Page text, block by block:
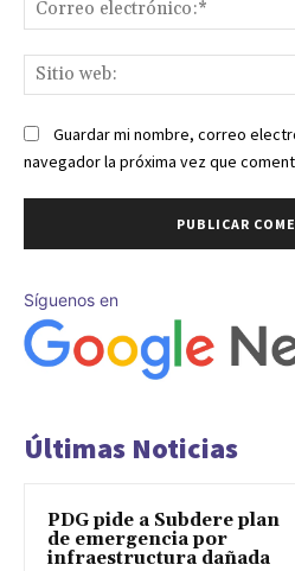
Guardar mi nombre, correo
navegador la próxima vez que
Síguenos en
Últimas Noticias
PDG pide a Subdere plan
de emergencia por
infraestructura dañada